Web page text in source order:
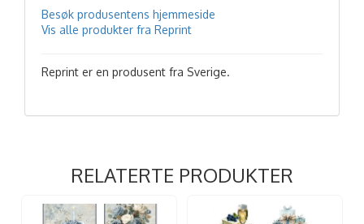
Besøk produsentens hjemmeside
Vis alle produkter fra Reprint
Reprint er en produsent fra Sverige.
RELATERTE PRODUKTER